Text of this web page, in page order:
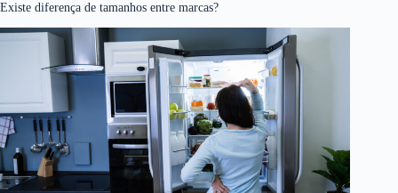
Existe diferença de tamanhos entre marcas?